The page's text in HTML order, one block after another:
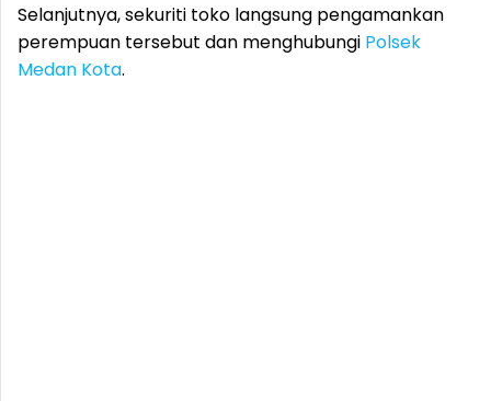
Selanjutnya, sekuriti toko langsung pengamankan
perempuan tersebut dan menghubungi Polsek
Medan Kota.